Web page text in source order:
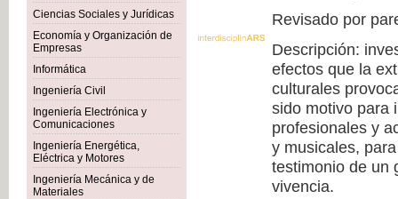
Ciencias Sociales y Jurídicas
Economía y Organización de
Empresas
Informática
Ingeniería Civil
Ingeniería Electrónica y
Comunicaciones
Ingeniería Energética,
Eléctrica y Motores
Ingeniería Mecánica y de
Materiales
Revisado por
Descripción:
efectos que la
culturales
sido motivo para
profesionales y
y musicales,
testimonio de un
vivencia.